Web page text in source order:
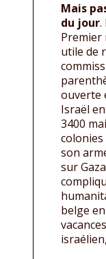
Mais
du jour.
Premier
utile de
ouverte
Israël
3400
colonies
son
sur
belge